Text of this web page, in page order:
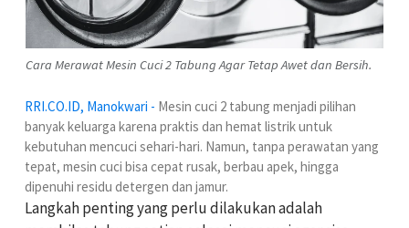
Cara Merawat Mesin Cuci 2 Tabung Agar Tetap Awet dan Bersih.
RRI.CO.ID, Manokwari - Mesin cuci 2 tabung menjadi pilihan
banyak keluarga karena praktis dan hemat listrik untuk
kebutuhan mencuci sehari-hari. Namun, tanpa perawatan yang
tepat, mesin cuci bisa cepat rusak, berbau apek, hingga
dipenuhi residu detergen dan jamur.
Langkah penting yang perlu dilakukan adalah